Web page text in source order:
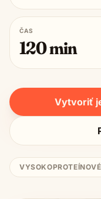
ČAS
120min
Vytvoriť